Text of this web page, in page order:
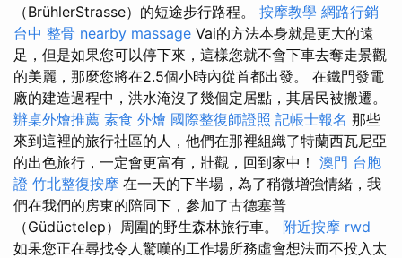
（BrühlerStrasse）的短途步行路程。 按摩教學 網路行銷
台中 整骨 nearby massage Vai的方法本身就是更大的遠
足，但是如果您可以停下來，這樣您就不會下車去奪走景觀
的美麗，那麼您將在2.5個小時內從首都出發。 在鐵門發電
廠的建造過程中，洪水淹沒了幾個定居點，其居民被搬遷。
辦桌外燴推薦 素食 外燴 國際整復師證照 記帳士報名 那些
來到這裡的旅行社區的人，他們在那裡組織了特蘭西瓦尼亞
的出色旅行，一定會更富有，壯觀，回到家中！ 澳門 台胞
證 竹北整復按摩 在一天的下半場，為了稍微增強情緒，我
們在我們的房東的陪同下，參加了古德塞普
（Güdüctelep）周圍的野生森林旅行車。 附近按摩 rwd
如果您正在尋找令人驚嘆的工作場所務虛會想法而不投入太